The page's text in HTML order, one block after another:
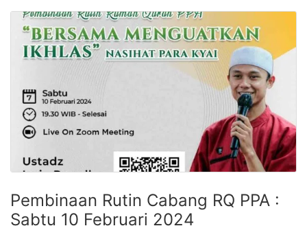
Pembinaan Rutin Cabang RQ PPA :
Sabtu 10 Februari 2024